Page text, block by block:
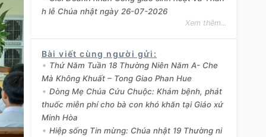
h lễ Chúa nhật ngày 26-07-2026
Xem thêm...
Bài viết cùng người gửi :
Thứ Năm Tuần 18 Thường Niên Năm A- Che
Mà Không Khuất – Tong Giao Phan Hue
Dòng Mẹ Chúa Cứu Chuộc: Khám bệnh, phát
thuốc miễn phí cho bà con khó khăn tại Giáo xứ
Minh Hòa
Hiệp sống Tin mừng: Chúa nhật 19 Thường ni